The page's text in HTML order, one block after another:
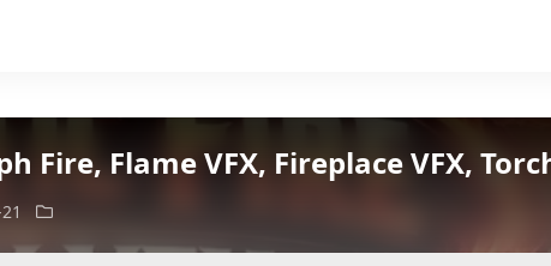
Fire, Flame VFX, Fireplace VFX,